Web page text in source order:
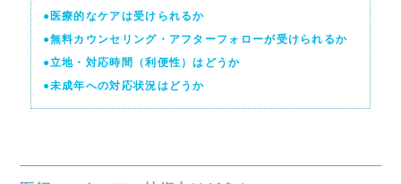
●医療的なケアは受けられるか
●無料カウンセリング・アフターフォローが受けられるか
●立地・対応時間（利便性）はどうか
●未成年への対応状況はどうか